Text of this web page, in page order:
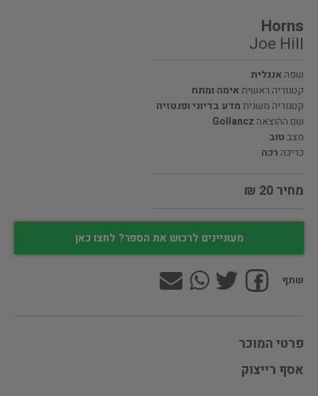
Horns
Joe Hill
שפהאנגלית
קטגוריה ראשיתאימה ומתח
קטגוריה משניתמדע בדיוני ופנטזיה
שם ההוצאה Gollancz
מצבטוב
כריכה רכה
מחיר 20 ₪
מעוניינים לרכוש את הספר? לחצו כאן
שתף
פרטי המוכר
אסף רייצוק